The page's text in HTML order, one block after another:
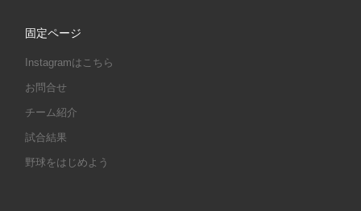
固定ページ
Instagramはこちら
お問合せ
チーム紹介
試合結果
野球をはじめよう